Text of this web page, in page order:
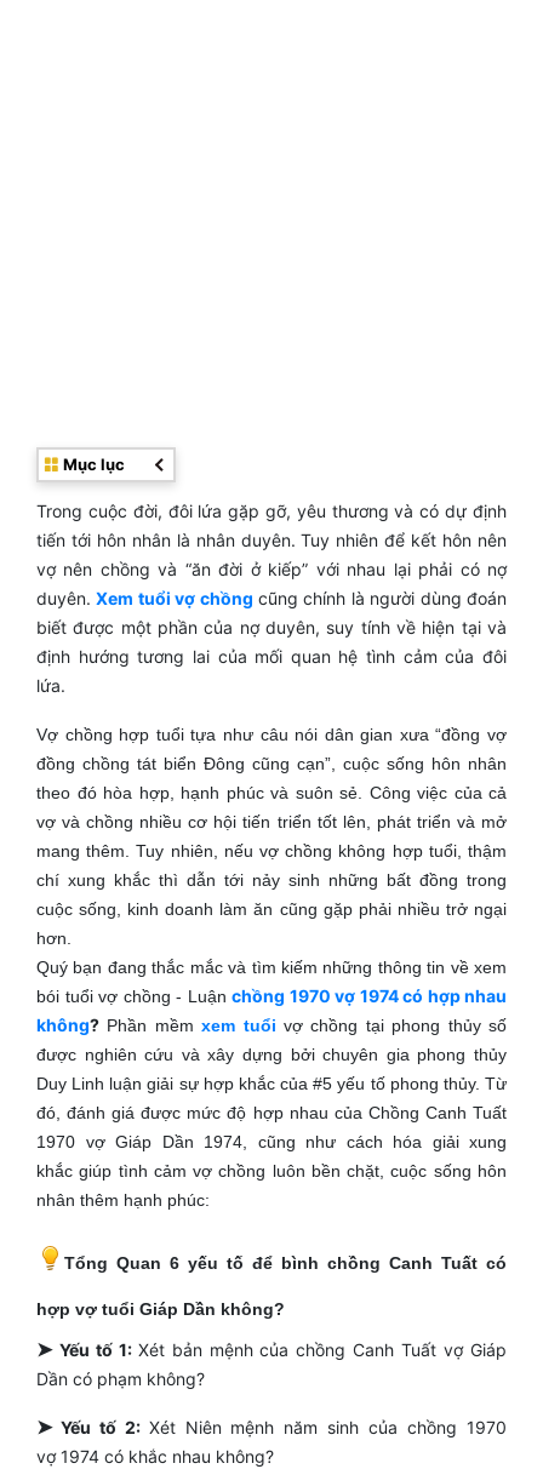
Mục lục
Trong cuộc đời, đôi lứa gặp gỡ, yêu thương và có dự định
tiến tới hôn nhân là nhân duyên. Tuy nhiên để kết hôn nên
vợ nên chồng và “ăn đời ở kiếp” với nhau lại phải có nợ
duyên.Xem tuổi vợ chồng cũng chính là người dùng đoán
biết được một phần của nợ duyên, suy tính về hiện tại và
định hướng tương lai của mối quan hệ tình cảm của đôi
lứa.
Vợ chồng hợp tuổi tựa như câu nói dân gian xưa “đồng vợ
đồng chồng tát biển Đông cũng cạn”, cuộc sống hôn nhân
theo đó hòa hợp, hạnh phúc và suôn sẻ. Công việc của cả
vợ và chồng nhiều cơ hội tiến triển tốt lên, phát triển và mở
mang thêm. Tuy nhiên, nếu vợ chồng không hợp tuổi, thậm
chí xung khắc thì dẫn tới nảy sinh những bất đồng trong
cuộc sống, kinh doanh làm ăn cũng gặp phải nhiều trở ngại
hơn.
Quý bạn đang thắc mắc và tìm kiếm những thông tin về xem
bói tuổi vợ chồng - Luận chồng 1970 vợ 1974 có hợp nhau
không? Phần mềmxem tuổi vợ chồng tại phong thủy số
được nghiên cứu và xây dựng bởi chuyên gia phong thủy
Duy Linh luận giải sự hợp khắc của #5 yếu tố phong thủy. Từ
đó, đánh giá được mức độ hợp nhau của Chồng Canh Tuất
1970 vợ Giáp Dần 1974, cũng như cách hóa giải xung
khắc giúp tình cảm vợ chồng luôn bền chặt, cuộc sống hôn
nhân thêm hạnh phúc:
Tổng Quan 6 yếu tố để bình chồng Canh Tuất có
hợp vợ tuổi Giáp Dần không?
➤ Yếu tố 1: Xét bản mệnh của chồng Canh Tuất vợ Giáp
Dần có phạm không?
➤Yếu tố 2: Xét Niên mệnh năm sinh của chồng 1970
vợ 1974 có khắc nhau không?